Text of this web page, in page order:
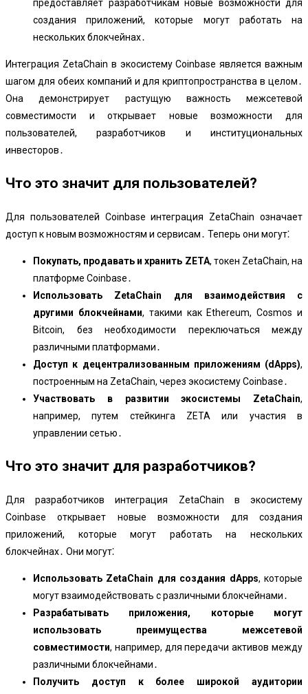
предоставляет разработчикам новые возможности для
создания приложений, которые могут работать на
нескольких блокчейнах․
Интеграция ZetaChain в экосистему Coinbase является важным
шагом для обеих компаний и для криптопространства в целом․
Она демонстрирует растущую важность межсетевой
совместимости и открывает новые возможности для
пользователей, разработчиков и институциональных
инвесторов․
Что это значит для пользователей?
Для пользователей Coinbase интеграция ZetaChain означает
доступ к новым возможностям и сервисам․ Теперь они могут⁚
Покупать, продавать и хранить ZETA, токен ZetaChain, на
платформе Coinbase․
Использовать ZetaChain для взаимодействия с
другими блокчейнами, такими как Ethereum, Cosmos и
Bitcoin, без необходимости переключаться между
различными платформами․
Доступ к децентрализованным приложениям (dApps),
построенным на ZetaChain, через экосистему Coinbase․
Участвовать в развитии экосистемы ZetaChain,
например, путем стейкинга ZETA или участия в
управлении сетью․
Что это значит для разработчиков?
Для разработчиков интеграция ZetaChain в экосистему
Coinbase открывает новые возможности для создания
приложений, которые могут работать на нескольких
блокчейнах․ Они могут⁚
Использовать ZetaChain для создания dApps, которые
могут взаимодействовать с различными блокчейнами․
Разрабатывать приложения, которые могут
использовать преимущества межсетевой
совместимости, например, для передачи активов между
различными блокчейнами․
Получить доступ к более широкой аудитории